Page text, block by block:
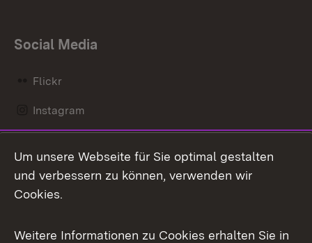
Social Media
Flickr
Instagram
Mastodon
Messenger
Social Wall
Um unsere Webseite für Sie optimal gestalten
und verbessern zu können, verwenden wir
Cookies.
Weitere Informationen zu Cookies erhalten Sie in